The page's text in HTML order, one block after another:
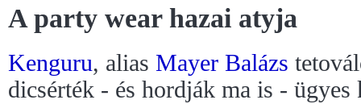
A party wear hazai atyja
Kenguru, alias Mayer Balázs
dicsérték - és hordják ma is - ügyes